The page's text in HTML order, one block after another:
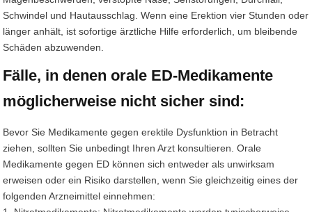
Schwindel und Hautausschlag. Wenn eine Erektion vier Stunden oder
länger anhält, ist sofortige ärztliche Hilfe erforderlich, um bleibende
Schäden abzuwenden.
Fälle, in denen orale ED-Medikamente
möglicherweise nicht sicher sind:
Bevor Sie Medikamente gegen erektile Dysfunktion in Betracht
ziehen, sollten Sie unbedingt Ihren Arzt konsultieren. Orale
Medikamente gegen ED können sich entweder als unwirksam
erweisen oder ein Risiko darstellen, wenn Sie gleichzeitig eines der
folgenden Arzneimittel einnehmen: